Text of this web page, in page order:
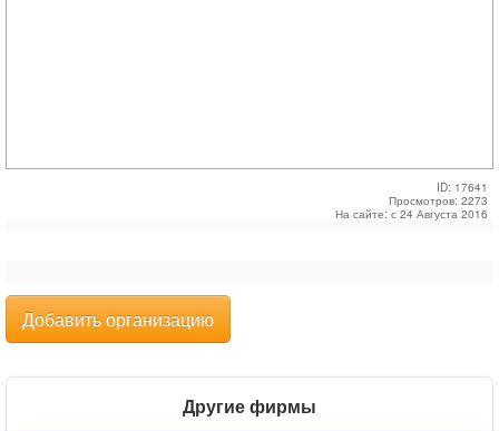
ID: 17641
Просмотров: 2273
На сайте: с 24 Августа 2016
Добавить организацию
Другие фирмы